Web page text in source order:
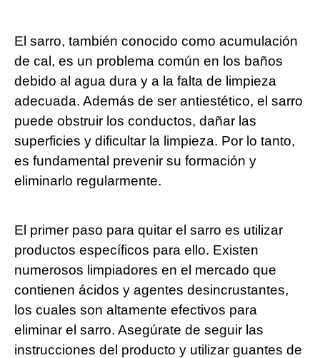
El sarro, también conocido como acumulación
de cal, es un problema común en los baños
debido al agua dura y a la falta de limpieza
adecuada. Además de ser antiestético, el sarro
puede obstruir los conductos, dañar las
superficies y dificultar la limpieza. Por lo tanto,
es fundamental prevenir su formación y
eliminarlo regularmente.
El primer paso para quitar el sarro es utilizar
productos específicos para ello. Existen
numerosos limpiadores en el mercado que
contienen ácidos y agentes desincrustantes,
los cuales son altamente efectivos para
eliminar el sarro. Asegúrate de seguir las
instrucciones del producto y utilizar guantes de